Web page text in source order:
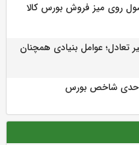
روی میز فروش بورس کالا
تعادل؛ عوامل بنیادی همچنان